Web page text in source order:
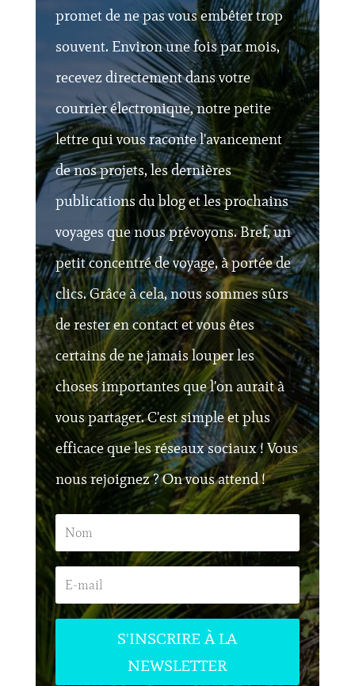
promet de ne pas vous embêter trop
souvent. Environ une fois par mois,
recevez directement dans votre
courrier électronique, notre petite
lettre qui vous raconte l'avancement
de nos projets, les dernières
publications du blog et les prochains
voyages que nous prévoyons. Bref, un
petit concentré de voyage, à portée de
clics. Grâce à cela, nous sommes sûrs
de rester en contact et vous êtes
certains de ne jamais louper les
choses importantes que l'on aurait à
vous partager. C'est simple et plus
efficace que les réseaux sociaux ! Vous
nous rejoignez ? On vous attend !
S'INSCRIRE À LA
NEWSLETTER